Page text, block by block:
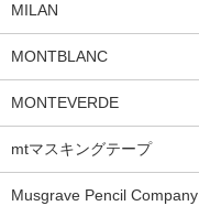
MILAN
MONTBLANC
MONTEVERDE
mtマスキングテープ
Musgrave Pencil Company